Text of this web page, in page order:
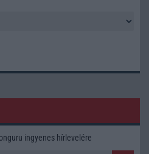
ingyenes hírlevelére